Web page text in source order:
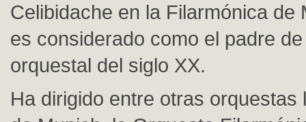
Celibidache en la Filarmónica de
es considerado como el padre
orquestal del siglo XX.
Ha dirigido entre otras orquestas